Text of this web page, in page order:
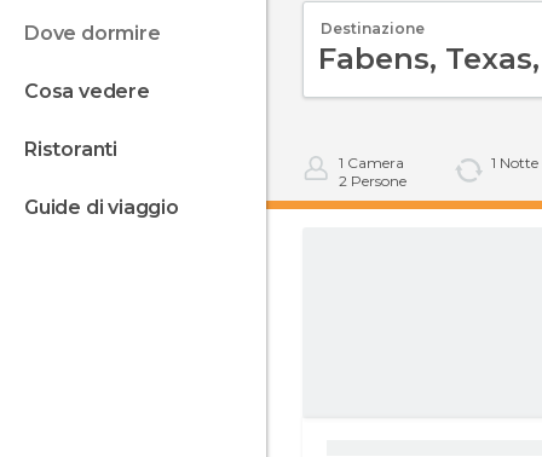
dove dormire
cosa vedere
ristoranti
guide di viaggio
Destinazione
1 Camera
2 Persone
1 Notte